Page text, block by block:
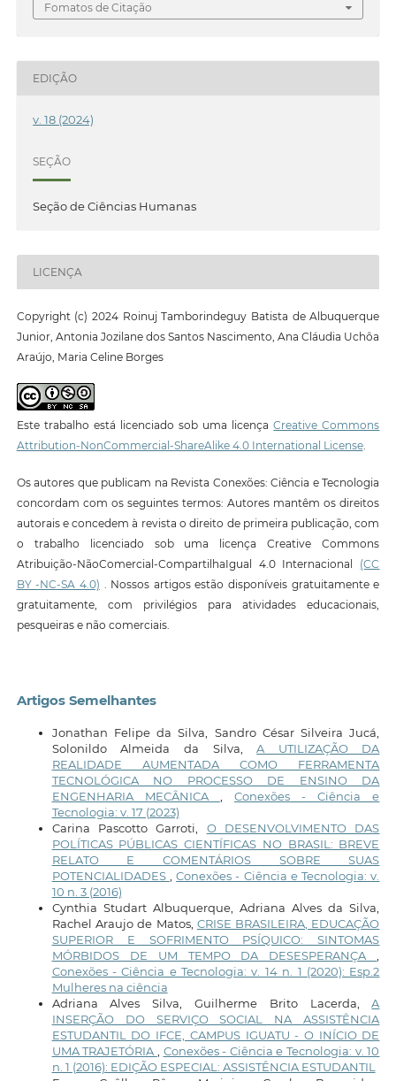
Fomatos de Citação
EDIÇÃO
v. 18 (2024)
SEÇÃO
Seção de Ciências Humanas
LICENÇA
Copyright (c) 2024 Roinuj Tamborindeguy Batista de Albuquerque
Junior, Antonia Jozilane dos Santos Nascimento, Ana Cláudia Uchôa
Araújo, Maria Celine Borges
Este trabalho está licenciado sob uma licençaCreative Commons
Attribution-NonCommercial-ShareAlike 4.0 International License.
Os autores que publicam na Revista Conexões: Ciência e Tecnologia
concordam com os seguintes termos: Autores mantêm os direitos
autorais e concedem à revista o direito de primeira publicação, com
o trabalho licenciado sob uma licença Creative Commons
Atribuição-NãoComercial-CompartilhaIgual 4.0 Internacional (CC
BY -NC-SA 4.0) . Nossos artigos estão disponíveis gratuitamente e
gratuitamente, com privilégios para atividades educacionais,
pesqueiras e não comerciais.
Artigos Semelhantes
Jonathan Felipe da Silva, Sandro César Silveira Jucá,
Solonildo Almeida da Silva,A UTILIZAÇÃO DA
REALIDADE AUMENTADA COMO FERRAMENTA
TECNOLÓGICA NO PROCESSO DE ENSINO DA
ENGENHARIA MECÂNICA ,Conexões - Ciência e
Tecnologia: v. 17 (2023)
Carina Pascotto Garroti, O DESENVOLVIMENTO DAS
POLÍTICAS PÚBLICAS CIENTÍFICAS NO BRASIL: BREVE
RELATO E COMENTÁRIOS SOBRE SUAS
POTENCIALIDADES ,Conexões - Ciência e Tecnologia: v.
10 n. 3 (2016)
Cynthia Studart Albuquerque, Adriana Alves da Silva,
Rachel Araujo de Matos, CRISE BRASILEIRA, EDUCAÇÃO
SUPERIOR E SOFRIMENTO PSÍQUICO: SINTOMAS
MÓRBIDOS DE UM TEMPO DA DESESPERANÇA,
Conexões - Ciência e Tecnologia: v. 14 n. 1 (2020): Esp.2
Mulheres na ciência
Adriana Alves Silva, Guilherme Brito Lacerda,A
INSERÇÃO DO SERVIÇO SOCIAL NA ASSISTÊNCIA
ESTUDANTIL DO IFCE, CAMPUS IGUATU - O INÍCIO DE
UMA TRAJETÓRIA , Conexões - Ciência e Tecnologia: v. 10
n. 1 (2016): EDIÇÃO ESPECIAL: ASSISTÊNCIA ESTUDANTIL